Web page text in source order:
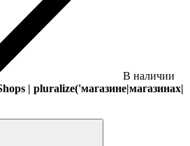
В наличии
| pluralize('магазине|магазинах|